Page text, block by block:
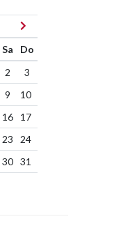
Sa
Do
2
3
9
10
16
17
23
24
30 31